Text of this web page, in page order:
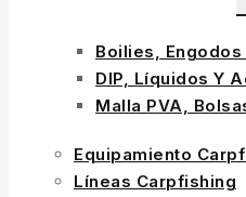
Boilies, Engodos
DIP, Líquidos Y
Malla PVA,
Equipamiento
Líneas Carpfishing